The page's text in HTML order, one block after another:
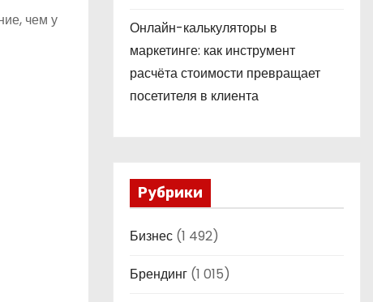
чем у
Онлайн-калькуляторы в
маркетинге: как инструмент
расчёта стоимости превращает
посетителя в клиента
Рубрики
Бизнес (1 492)
Брендинг (1 015)